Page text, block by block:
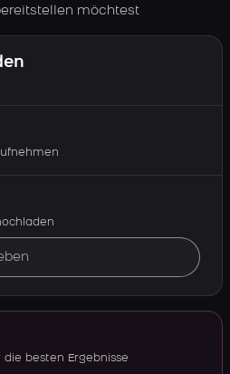
möchtest
besten Ergebnisse